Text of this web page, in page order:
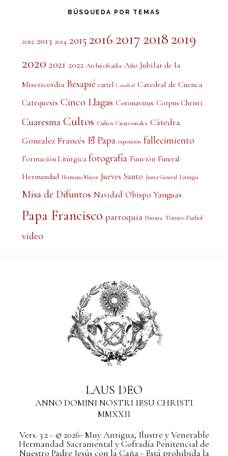
BÚSQUEDA POR TEMAS
2012 2013 2014 2015 2016 2017 2018 2019
2020 2021 2022 Archicofradía Año Jubilar de la
Misericordia Besapié cartel Catedral Catedral de Cuenca
Catequesis Cinco Llagas Coronavirus Corpus Christi
Cuaresma Cultos Cultos Cuaresmales Cátedra
Gonzalez Francés El Papa exposición fallecimiento
Formación Litúrgica fotografía Función Funeral
Hermandad Hermano Mayor Jueves Santo Junta General Liturgia
Misa de Difuntos Navidad Obispo Yanguas
Papa Francisco parroquia Pintura Torneo Futbol
video
LAUS DEO
ANNO DOMINI NOSTRI IESU CHRISTI
MMXXII
Vers. 3.2 - © 2026- Muy Antigua, Ilustre y Venerable
Hermandad Sacramental y Cofradía Penitencial de
Nuestro Padre Jesús con la Caña - Está prohibida la